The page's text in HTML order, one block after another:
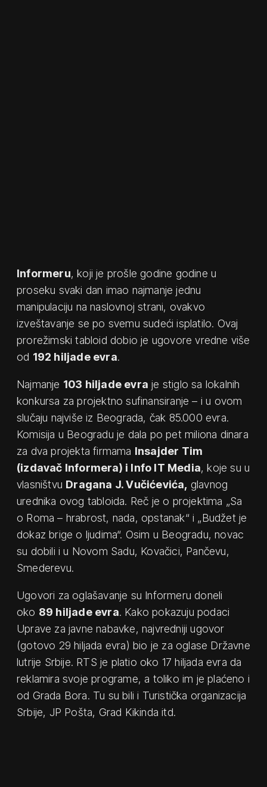
Informeru, koji je prošle godine godine u
proseku svaki dan imao najmanje jednu
manipulaciju na naslovnoj strani, ovakvo
izveštavanje se po svemu sudeći isplatilo. Ovaj
prorežimski tabloid dobio je ugovore vredne više
od 192 hiljade evra.
Najmanje 103 hiljade evra je stiglo sa lokalnih
konkursa za projektno sufinansiranje – i u ovom
slučaju najviše iz Beograda, čak 85.000 evra.
Komisija u Beogradu je dala po pet miliona dinara
za dva projekta firmama Insajder Tim
(izdavač Informera) i Info IT Media, koje su u
vlasništvu Dragana J. Vučićevića, glavnog
urednika ovog tabloida. Reč je o projektima „Sa
o Roma – hrabrost, nada, opstanak“ i „Budžet je
dokaz brige o ljudima“. Osim u Beogradu, novac
su dobili i u Novom Sadu, Kovačici, Pančevu,
Smederevu.
Ugovori za oglašavanje su Informeru doneli
oko 89 hiljade evra. Kako pokazuju podaci
Uprave za javne nabavke, najvredniji ugovor
(gotovo 29 hiljada evra) bio je za oglase Državne
lutrije Srbije. RTS je platio oko 17 hiljada evra da
reklamira svoje programe, a toliko im je plaćeno i
od Grada Bora. Tu su bili i Turistička organizacija
Srbije, JP Pošta, Grad Kikinda itd.